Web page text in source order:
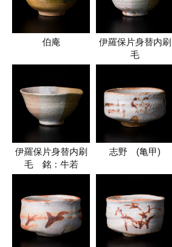
伯庵
伊羅保片身替内刷
毛
伊羅保片身替内刷
毛 銘：牛若
志野 (亀甲)